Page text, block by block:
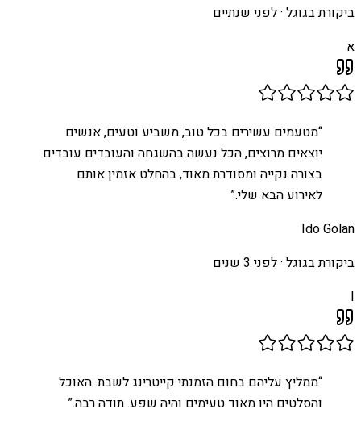
ביקורת בגוגל ·לפני שנתיים
א
“מטעמים עשירים בכל טוב, משביע וטעים, אנשים
יוצאים מרוצים, הכל נעשה בהשגחה והעובדים עובדים
בצורה נקייה ומסודרת מאוד, בהחלט אזמין אותם
לאירוע הבא שלי.”
Ido Golan
ביקורת בגוגל ·לפני 3 שנים
I
“ממליץ עליהם בחום הזמנתי קייטרינג לשבת. האוכל
והסלטים היו מאוד טעימים והיה שפע. תודה רבה.”